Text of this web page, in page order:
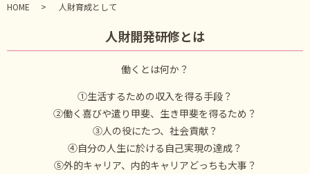
HOME 人財育成として
人財開発研修とは
働くとは何か？
①生活するための収入を得る手段？
②働く喜びや遣り甲斐、生き甲斐を得るため？
③人の役にたつ、社会貢献？
④自分の人生に於ける自己実現の達成？
⑤外的キャリア、内的キャリアどっちも大事？